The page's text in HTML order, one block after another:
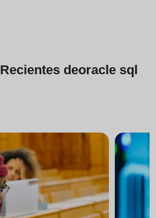
Recientes deoracle sql